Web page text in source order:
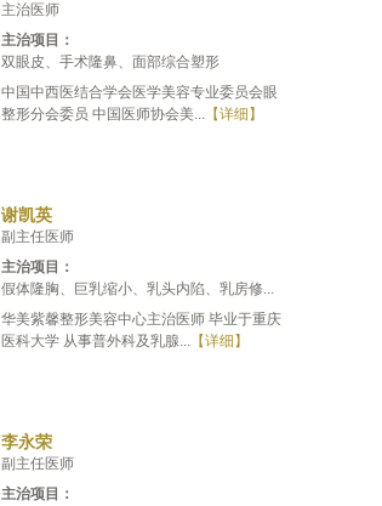
主治医师
主治项目：
双眼皮、手术隆鼻、面部综合塑形
中国中西医结合学会医学美容专业委员会眼
整形分会委员 中国医师协会美... 【详细】
谢凯英
副主任医师
主治项目：
假体隆胸、巨乳缩小、乳头内陷、乳房修...
华美紫馨整形美容中心主治医师 毕业于重庆
医科大学 从事普外科及乳腺... 【详细】
李永荣
副主任医师
主治项目：